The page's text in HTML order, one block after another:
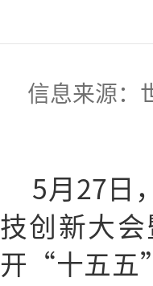
信息来源：
5月27日
技创新大
开“十五五